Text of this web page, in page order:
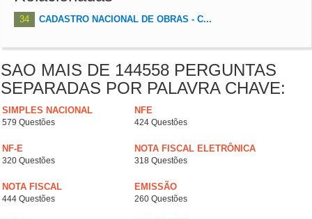
34 CADASTRO NACIONAL DE OBRAS - C...
SAO MAIS DE 144558 PERGUNTAS
SEPARADAS POR PALAVRA CHAVE:
SIMPLES NACIONAL
579 Questões
NFE
424 Questões
NF-E
320 Questões
NOTA FISCAL ELETRÔNICA
318 Questões
NOTA FISCAL
444 Questões
EMISSÃO
260 Questões